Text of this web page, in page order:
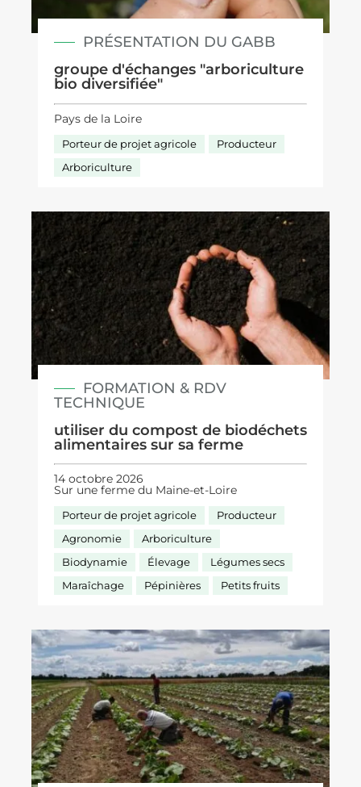
PRÉSENTATION DU GABB
groupe d'échanges "arboriculture
bio diversifiée"
Pays de la Loire
Porteur de projet agricole
Producteur
Arboriculture
FORMATION & RDV
TECHNIQUE
utiliser du compost de biodéchets
alimentaires sur sa ferme
14 octobre 2026
Sur une ferme du Maine-et-Loire
Porteur de projet agricole
Producteur
Agronomie
Arboriculture
Biodynamie
Élevage
Légumes secs
Maraîchage
Pépinières Petits fruits